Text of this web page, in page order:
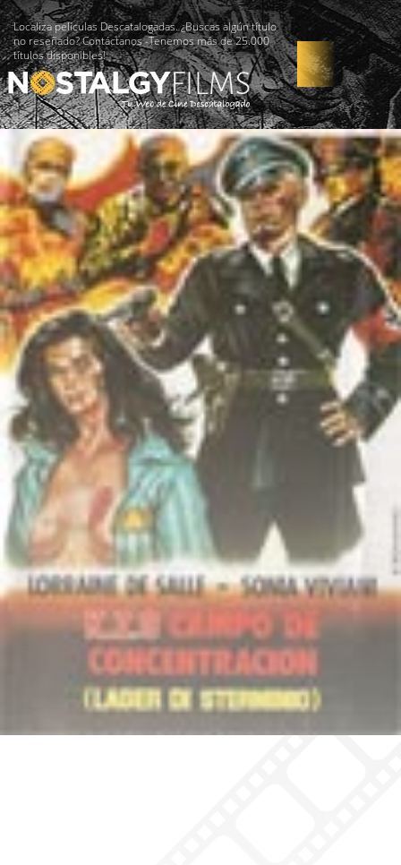
Localiza películas Descatalogadas. ¿Buscas algún título
no reseñado? Contáctanos -Tenemos más de 25.000
títulos disponibles!